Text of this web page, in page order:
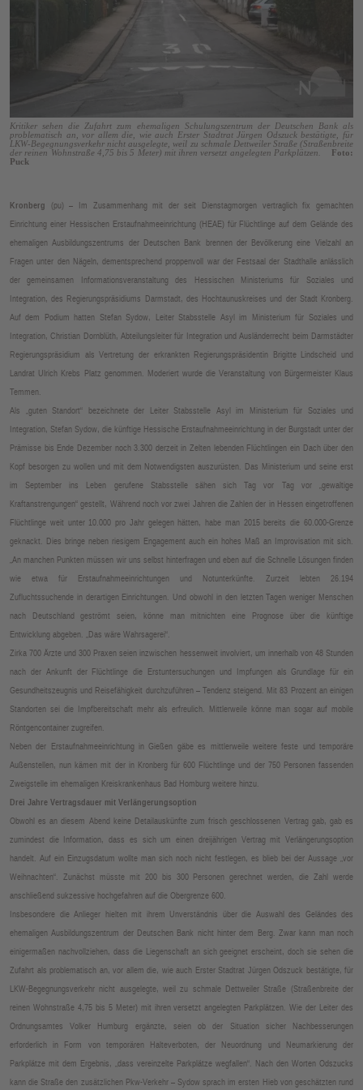
Kritiker sehen die Zufahrt zum ehemaligen Schulungszentrum der Deutschen Bank als
problematisch an, vor allem die, wie auch Erster Stadtrat Jürgen Odszuck bestätigte, für
LKW-Begegnungsverkehr nicht ausgelegte, weil zu schmale Dettweiler Straße (Straßenbreite
der reinen Wohnstraße 4,75 bis 5 Meter) mit ihren versetzt angelegten Parkplätzen.
Foto:
Puck
Kronberg (pu) – Im Zusammenhang mit der seit Dienstagmorgen vertraglich fix gemachten
Einrichtung einer Hessischen Erstaufnahmeeinrichtung (HEAE) für Flüchtlinge auf dem Gelände des
ehemaligen Ausbildungszentrums der Deutschen Bank brennen der Bevölkerung eine Vielzahl an
Fragen unter den Nägeln, dementsprechend proppenvoll war der Festsaal der Stadthalle anlässlich
der gemeinsamen Informationsveranstaltung des Hessischen Ministeriums für Soziales und
Integration, des Regierungspräsidiums Darmstadt, des Hochtaunuskreises und der Stadt Kronberg.
Auf dem Podium hatten Stefan Sydow, Leiter Stabsstelle Asyl im Ministerium für Soziales und
Integration, Christian Dornblüth, Abteilungsleiter für Integration und Ausländerrecht beim Darmstädter
Regierungspräsidium als Vertretung der erkrankten Regierungspräsidentin Brigitte Lindscheid und
Landrat Ulrich Krebs Platz genommen. Moderiert wurde die Veranstaltung von Bürgermeister Klaus
Temmen.
Als „guten Standort“ bezeichnete der Leiter Stabsstelle Asyl im Ministerium für Soziales und
Integration, Stefan Sydow, die künftige Hessische Erstaufnahmeeinrichtung in der Burgstadt unter der
Prämisse bis Ende Dezember noch 3.300 derzeit in Zelten lebenden Flüchtlingen ein Dach über den
Kopf besorgen zu wollen und mit dem Notwendigsten auszurüsten. Das Ministerium und seine erst
im September ins Leben gerufene Stabsstelle sähen sich Tag vor Tag vor „gewaltige
Kraftanstrengungen“ gestellt, Während noch vor zwei Jahren die Zahlen der in Hessen eingetroffenen
Flüchtlinge weit unter 10.000 pro Jahr gelegen hätten, habe man 2015 bereits die 60.000-Grenze
geknackt. Dies bringe neben riesigem Engagement auch ein hohes Maß an Improvisation mit sich.
„An manchen Punkten müssen wir uns selbst hinterfragen und eben auf die Schnelle Lösungen finden
wie etwa für Erstaufnahmeeinrichtungen und Notunterkünfte. Zurzeit lebten 26.194
Zufluchtssuchende in derartigen Einrichtungen. Und obwohl in den letzten Tagen weniger Menschen
nach Deutschland geströmt seien, könne man mitnichten eine Prognose über die künftige
Entwicklung abgeben. „Das wäre Wahrsagerei“.
Zirka 700 Ärzte und 300 Praxen seien inzwischen hessenweit involviert, um innerhalb von 48 Stunden
nach der Ankunft der Flüchtlinge die Erstuntersuchungen und Impfungen als Grundlage für ein
Gesundheitszeugnis und Reisefähigkeit durchzuführen – Tendenz steigend. Mit 83 Prozent an einigen
Standorten sei die Impfbereitschaft mehr als erfreulich. Mittlerweile könne man sogar auf mobile
Röntgencontainer zugreifen.
Neben der Erstaufnahmeeinrichtung in Gießen gäbe es mittlerweile weitere feste und temporäre
Außenstellen, nun kämen mit der in Kronberg für 600 Flüchtlinge und der 750 Personen fassenden
Zweigstelle im ehemaligen Kreiskrankenhaus Bad Homburg weitere hinzu.
Drei Jahre Vertragsdauer mit Verlängerungsoption
Obwohl es an diesem Abend keine Detailauskünfte zum frisch geschlossenen Vertrag gab, gab es
zumindest die Information, dass es sich um einen dreijährigen Vertrag mit Verlängerungsoption
handelt. Auf ein Einzugsdatum wollte man sich noch nicht festlegen, es blieb bei der Aussage „vor
Weihnachten“. Zunächst müsste mit 200 bis 300 Personen gerechnet werden, die Zahl werde
anschließend sukzessive hochgefahren auf die Obergrenze 600.
Insbesondere die Anlieger hielten mit ihrem Unverständnis über die Auswahl des Geländes des
ehemaligen Ausbildungszentrum der Deutschen Bank nicht hinter dem Berg. Zwar kann man noch
einigermaßen nachvollziehen, dass die Liegenschaft an sich geeignet erscheint, doch sie sehen die
Zufahrt als problematisch an, vor allem die, wie auch Erster Stadtrat Jürgen Odszuck bestätigte, für
LKW-Begegnungsverkehr nicht ausgelegte, weil zu schmale Dettweiler Straße (Straßenbreite der
reinen Wohnstraße 4,75 bis 5 Meter) mit ihren versetzt angelegten Parkplätzen. Wie der Leiter des
Ordnungsamtes Volker Humburg ergänzte, seien ob der Situation sicher Nachbesserungen
erforderlich in Form von temporären Halteverboten, der Neuordnung und Neumarkierung der
Parkplätze mit dem Ergebnis, „dass vereinzelte Parkplätze wegfallen“. Nach den Worten Odszucks
kann die Straße den zusätzlichen Pkw-Verkehr – Sydow sprach im ersten Hieb von geschätzten rund
E